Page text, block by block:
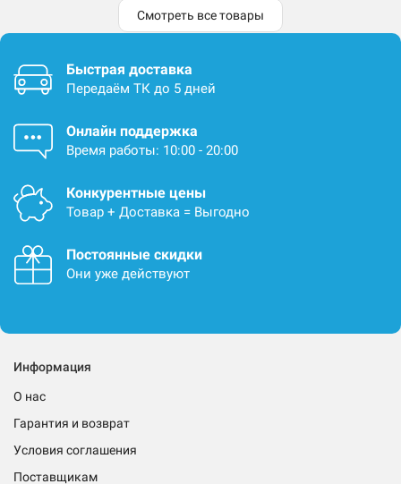
Смотреть все товары
Быстрая доставка
Передаём ТК до 5 дней
Онлайн поддержка
Время работы: 10:00 - 20:00
Конкурентные цены
Товар + Доставка = Выгодно
Постоянные скидки
Они уже действуют
Информация
О нас
Гарантия и возврат
Условия соглашения
Поставщикам